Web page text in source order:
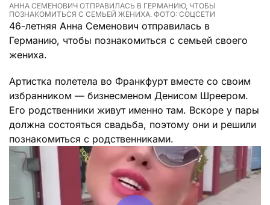
АННА СЕМЕНОВИЧ ОТПРАВИЛАСЬ В ГЕРМАНИЮ, ЧТОБЫ
ПОЗНАКОМИТЬСЯ С СЕМЬЕЙ ЖЕНИХА. ФОТО: СОЦСЕТИ
46-летняя Анна Семенович отправилась в
Германию, чтобы познакомиться с семьей своего
жениха.
Артистка полетела во Франкфурт вместе со своим
избранником — бизнесменом Денисом Шреером.
Его родственники живут именно там. Вскоре у пары
должна состояться свадьба, поэтому они и решили
познакомиться с родственниками.